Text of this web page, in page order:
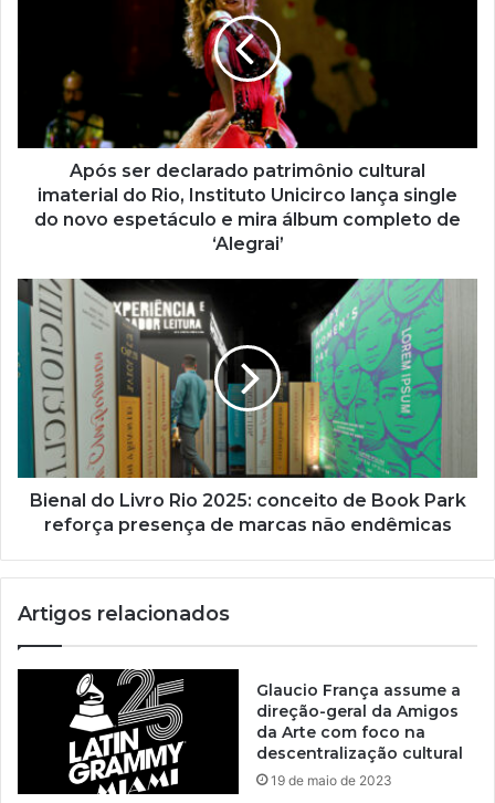
m
a
l
Após ser declarado patrimônio cultural
imaterial do Rio, Instituto Unicirco lança single
do novo espetáculo e mira álbum completo de
‘Alegrai’
Bienal do Livro Rio 2025: conceito de Book Park
reforça presença de marcas não endêmicas
Artigos relacionados
Glaucio França assume a
direção-geral da Amigos
da Arte com foco na
descentralização cultural
19 de maio de 2023